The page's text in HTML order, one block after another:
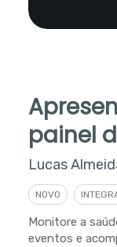
painel
Lucas
NOVO
Monitore a
eventos e